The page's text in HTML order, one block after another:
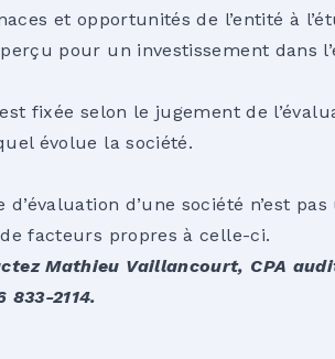
et opportunités de l’entité à
pour un investissement dans
fixée selon le jugement de
évolue la société.
d’une société n’est
facteurs propres à celle-ci.
Mathieu Vaillancourt, CPA
833-2114.